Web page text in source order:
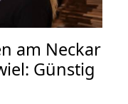
am Neckar
Günstig